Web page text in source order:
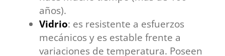
años).
Vidrio: es resistente a esfuerzos
mecánicos y es estable frente a
variaciones de temperatura. Poseen